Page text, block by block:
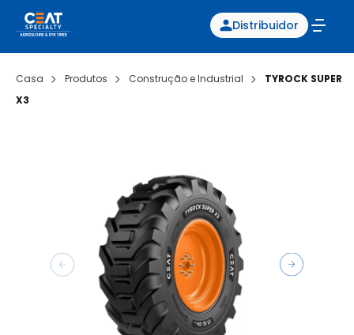
Distribuidor
Casa Produtos Construção e Industrial
TYROCK SUPER
X3